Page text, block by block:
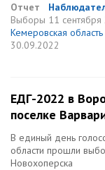
Отчет
Выборы 11 сентября
Кемеровская область
30.09.2022
ЕДГ-2022 в
поселке
В единый день
области прошли
Новохоперска